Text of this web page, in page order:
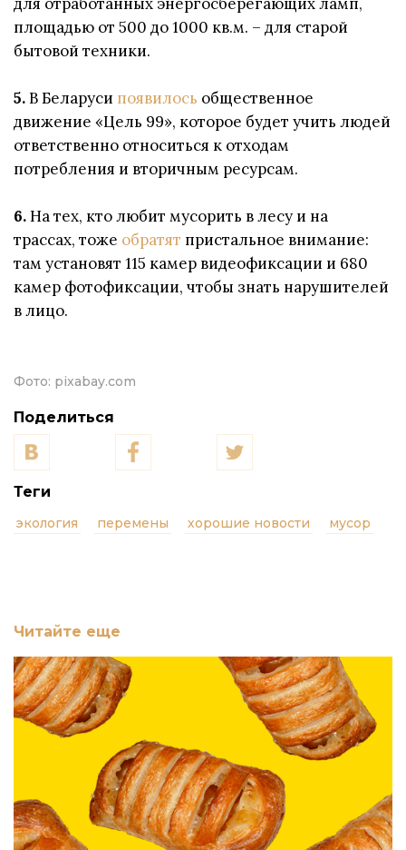
площадью от 500 до 1000 кв.м. – для старой
бытовой техники.
5.В Беларуси появилось общественное
движение «Цель 99», которое будет учить людей
ответственно относиться к отходам
потребления и вторичным ресурсам.
6.На тех, кто любит мусорить в лесу и на
трассах, тоже обратят пристальное внимание:
там установят 115 камер видеофиксации и 680
камер фотофиксации, чтобы знать нарушителей
в лицо.
Фото: pixabay.com
Поделиться
Теги
экология перемены хорошие новости мусор
Читайте еще